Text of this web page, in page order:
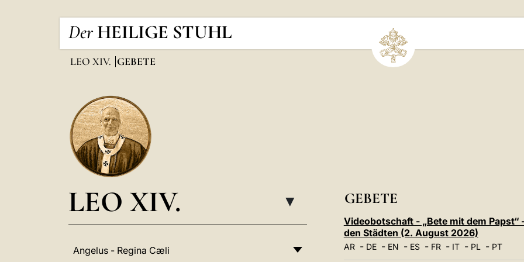
Der HEILIGE STUHL
LEO XIV. GEBETE
LEO XIV. ▸
Angelus - Regina Cæli
GEBETE
Videobotschaft - „Bete mit dem
den Städten (2. August 2026)
AR- DE- EN - ES- FR- IT- PL- PT